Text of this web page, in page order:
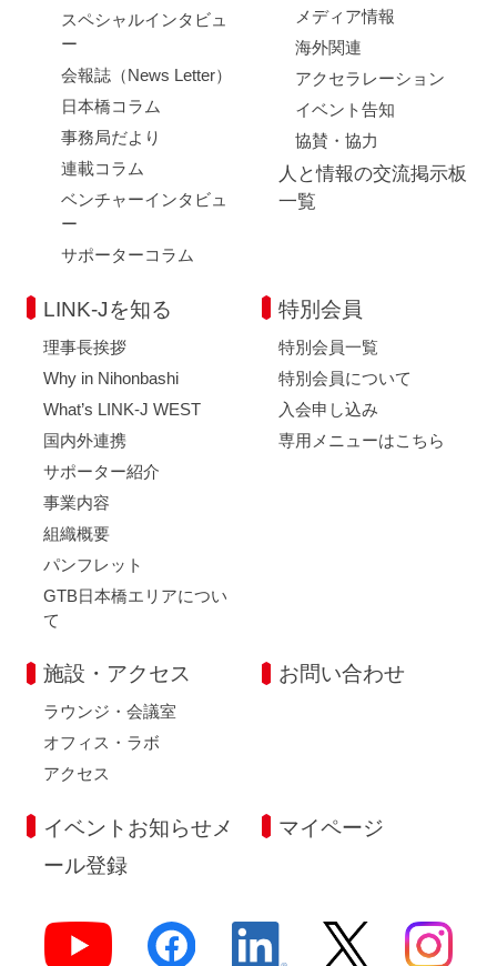
スペシャルインタビュ
ー
会報誌（News Letter）
日本橋コラム
事務局だより
連載コラム
ベンチャーインタビュ
ー
サポーターコラム
メディア情報
海外関連
アクセラレーション
イベント告知
協賛・協力
人と情報の交流掲示板
一覧
LINK-Jを知る
理事長挨拶
Why in Nihonbashi
What’s LINK-J WEST
国内外連携
サポーター紹介
事業内容
組織概要
パンフレット
GTB日本橋エリアについ
て
特別会員
特別会員一覧
特別会員について
入会申し込み
専用メニューはこちら
施設・アクセス
ラウンジ・会議室
オフィス・ラボ
アクセス
お問い合わせ
イベントお知らせメ
ール登録
マイページ